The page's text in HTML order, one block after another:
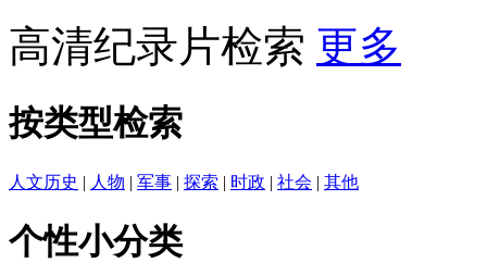
高清纪录片检索 更多
按类型检索
人文历史 | 人物 | 军事 | 探索 | 时政 | 社会 | 其他
个性小分类